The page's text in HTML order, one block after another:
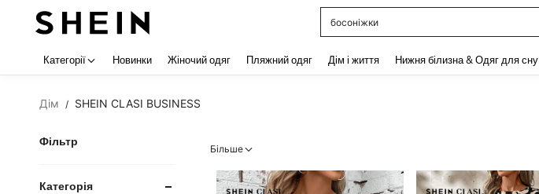
набір кілець
Категорії Новинки Жіночий одяг Пляжний одяг Дім і життя Нижня білизна & Одяг для сну
Дім / SHEIN CLASI BUSINESS
Фільтр
Категорія
Більше